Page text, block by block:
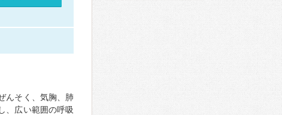
んそく、気胸、肺
、広い範囲の呼吸